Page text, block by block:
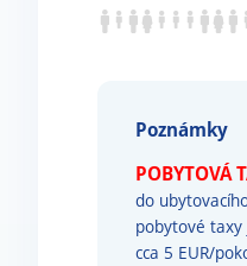
Poznámky
POBYTOVÁ
do
pobytové taxy
cca 5 EUR/